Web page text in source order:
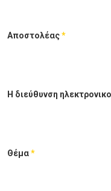
Αποστολέας*
Η διεύθυνση
Θέμα*